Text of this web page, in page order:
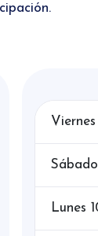
Lunes